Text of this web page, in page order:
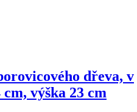
dřeva, v
výška 23 cm